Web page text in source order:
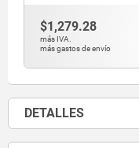
$1,279.28
más IVA.
más gastos de envío
DETALLES